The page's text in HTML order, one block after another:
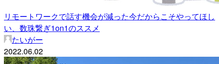
リモートワークで話す機会が減った今だからこそやってほし
い、数珠繋ぎ1on1のススメ
たいがー
2022.06.02